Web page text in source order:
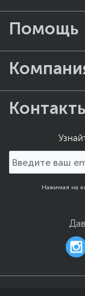
Помощь
Нажимая на